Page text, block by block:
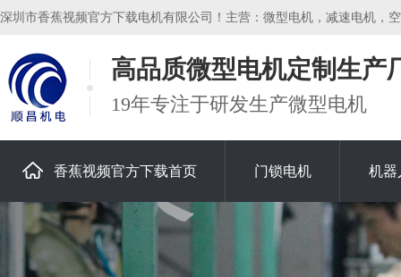
深圳市香蕉视频官方下载电机有限公司！主营：微型电机，减速电机，空
高品质微型电机定制生产
19年专注于研发生产微型电机
香蕉视频官方下载首页 门锁电机 机器
关于香蕉视频官方下载